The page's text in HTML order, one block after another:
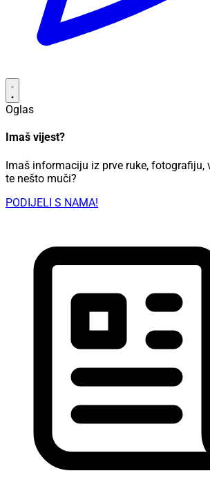
Oglas
Imaš vijest?
Imaš informaciju iz prve ruke, fotografiju,
te nešto muči?
PODIJELI S NAMA!